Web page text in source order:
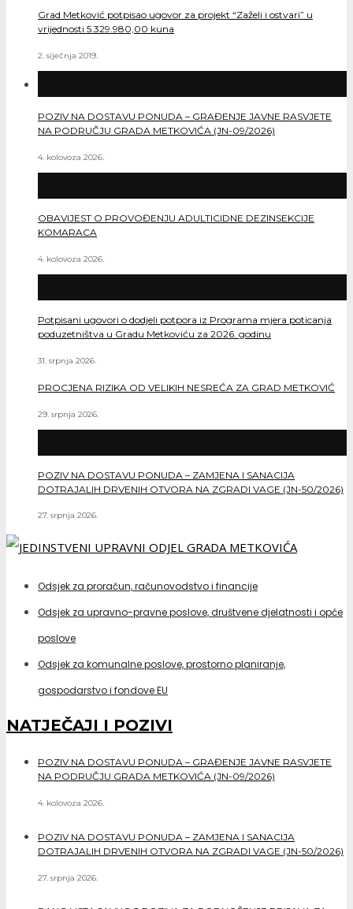
Grad Metković potpisao ugovor za projekt “Zaželi i ostvari” u
vrijednosti 5.329.980,00 kuna
2. siječnja 2019.
POZIV NA DOSTAVU PONUDA – GRAĐENJE JAVNE RASVJETE
NA PODRUČJU GRADA METKOVIĆA (JN-09/2026)
4. kolovoza 2026.
OBAVIJEST O PROVOĐENJU ADULTICIDNE DEZINSEKCIJE
KOMARACA
4. kolovoza 2026.
Potpisani ugovori o dodjeli potpora iz Programa mjera poticanja
poduzetništva u Gradu Metkoviću za 2026. godinu
31. srpnja 2026.
PROCJENA RIZIKA OD VELIKIH NESREĆA ZA GRAD METKOVIĆ
29. srpnja 2026.
POZIV NA DOSTAVU PONUDA – ZAMJENA I SANACIJA
DOTRAJALIH DRVENIH OTVORA NA ZGRADI VAGE (JN-50/2026)
27. srpnja 2026.
Odsjek za proračun, računovodstvo i financije
Odsjek za upravno-pravne poslove, društvene djelatnosti i opće
poslove
Odsjek za komunalne poslove, prostorno planiranje,
gospodarstvo i fondove EU
NATJEČAJI I POZIVI
POZIV NA DOSTAVU PONUDA – GRAĐENJE JAVNE RASVJETE
NA PODRUČJU GRADA METKOVIĆA (JN-09/2026)
4. kolovoza 2026.
POZIV NA DOSTAVU PONUDA – ZAMJENA I SANACIJA
DOTRAJALIH DRVENIH OTVORA NA ZGRADI VAGE (JN-50/2026)
27. srpnja 2026.